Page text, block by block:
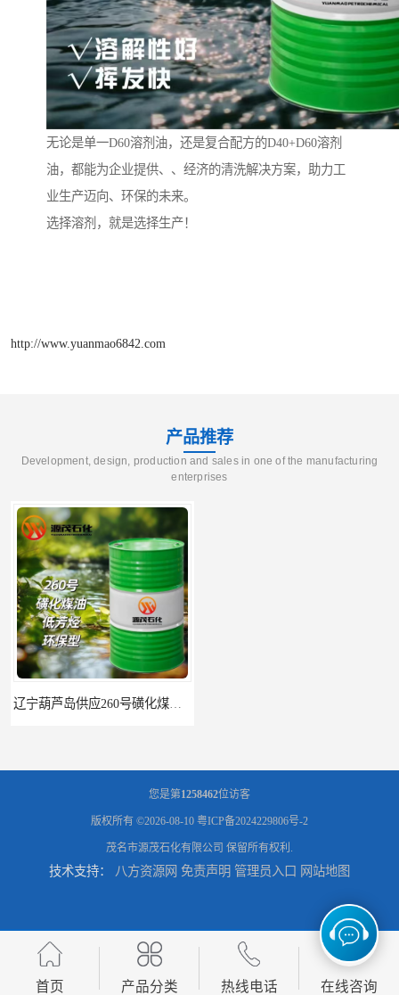
无论是单一D60溶剂油，还是复合配方的D40+D60溶剂
油，都能为企业提供、、经济的清洗解决方案，助力工
业生产迈向、环保的未来。
选择溶剂，就是选择生产！
http://www.yuanmao6842.com
产品推荐
Development, design, production and sales in one of the manufacturing
enterprises
您是第1258462位访客
版权所有 ©2026-08-10 粤ICP备2024229806号-2
茂名市源茂石化有限公司 保留所有权利.
技术支持： 八方资源网 免责声明 管理员入口 网站地图
首页 产品分类 热线电话 在线咨询